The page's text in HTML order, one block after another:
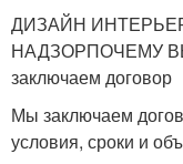
ДИЗАЙН
НАДЗОРПОЧЕМУ
заключаем договор
Мы заключаем
условия, сроки и